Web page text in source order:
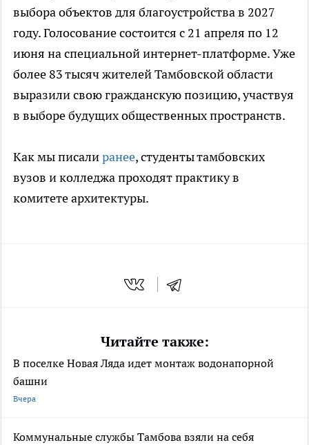
выбора объектов для благоустройства в 2027
году. Голосование состоится с 21 апреля по 12
июня на специальной интернет-платформе. Уже
более 83 тысяч жителей Тамбовской области
выразили свою гражданскую позицию, участвуя
в выборе будущих общественных пространств.
Как мы писалиранее, студенты тамбовских
вузов и колледжа проходят практику в
комитете архитектуры.
Читайте также:
В поселке Новая Ляда идет монтаж водонапорной
башни
Вчера
Коммунальные службы Тамбова взяли на себя